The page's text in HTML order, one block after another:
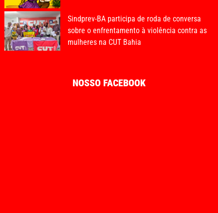
Sindprev-BA participa de roda de conversa
sobre o enfrentamento à violência contra as
mulheres na CUT Bahia
NOSSO FACEBOOK